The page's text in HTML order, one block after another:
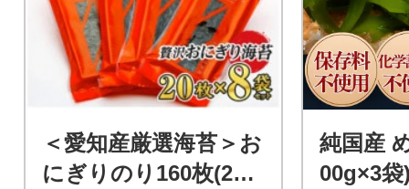
＜愛知産厳選海苔＞お
にぎりのり160枚(20
純国産
00g×3